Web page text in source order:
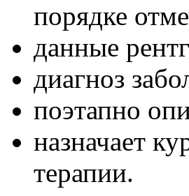
порядке
данные
диагноз
поэтапно
назначает
терапии.